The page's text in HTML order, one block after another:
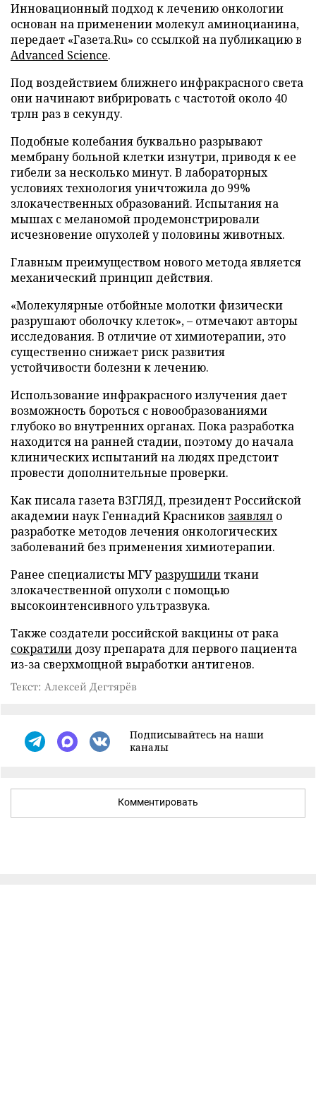
Инновационный подход к лечению онкологии
основан на применении молекул аминоцианина,
передает «Газета.Ru» со ссылкой на публикацию в
Advanced Science.
Под воздействием ближнего инфракрасного света
они начинают вибрировать с частотой около 40
трлн раз в секунду.
Подобные колебания буквально разрывают
мембрану больной клетки изнутри, приводя к ее
гибели за несколько минут. В лабораторных
условиях технология уничтожила до 99%
злокачественных образований. Испытания на
мышах с меланомой продемонстрировали
исчезновение опухолей у половины животных.
Главным преимуществом нового метода является
механический принцип действия.
«Молекулярные отбойные молотки физически
разрушают оболочку клеток», – отмечают авторы
исследования. В отличие от химиотерапии, это
существенно снижает риск развития
устойчивости болезни к лечению.
Использование инфракрасного излучения дает
возможность бороться с новообразованиями
глубоко во внутренних органах. Пока разработка
находится на ранней стадии, поэтому до начала
клинических испытаний на людях предстоит
провести дополнительные проверки.
Как писала газета ВЗГЛЯД, президент Российской
академии наук Геннадий Красников заявлял о
разработке методов лечения онкологических
заболеваний без применения химиотерапии.
Ранее специалисты МГУразрушили ткани
злокачественной опухоли с помощью
высокоинтенсивного ультразвука.
Также создатели российской вакцины от рака
сократили дозу препарата для первого пациента
из-за сверхмощной выработки антигенов.
Текст: Алексей Дегтярёв
Подписывайтесь на наши
каналы
Комментировать